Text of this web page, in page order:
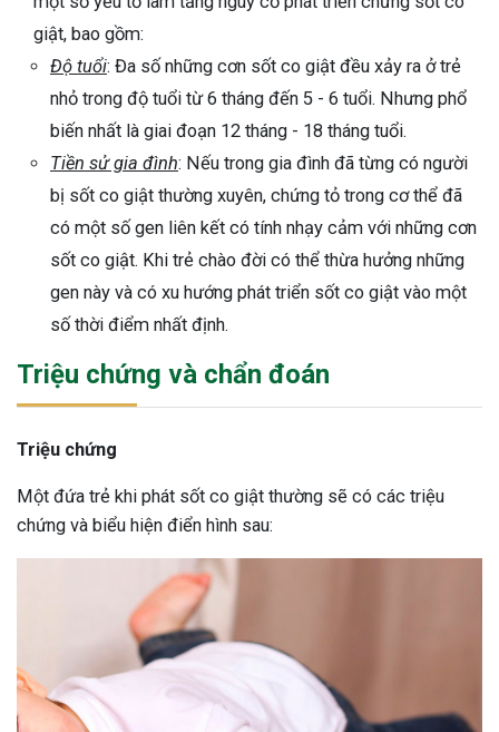
giật, bao gồm:
Độ tuổi: Đa số những cơn sốt co giật đều xảy ra ở trẻ
nhỏ trong độ tuổi từ 6 tháng đến 5 - 6 tuổi. Nhưng phổ
biến nhất là giai đoạn 12 tháng - 18 tháng tuổi.
Tiền sử gia đình: Nếu trong gia đình đã từng có người
bị sốt co giật thường xuyên, chứng tỏ trong cơ thể đã
có một số gen liên kết có tính nhạy cảm với những cơn
sốt co giật. Khi trẻ chào đời có thể thừa hưởng những
gen này và có xu hướng phát triển sốt co giật vào một
số thời điểm nhất định.
Triệu chứng và chẩn đoán
Triệu chứng
Một đứa trẻ khi phát sốt co giật thường sẽ có các triệu
chứng và biểu hiện điển hình sau: